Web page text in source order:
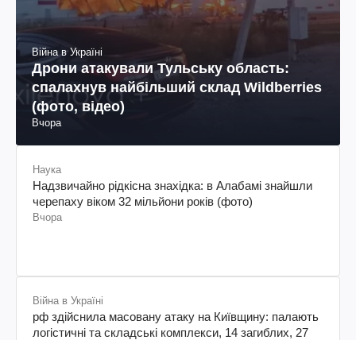
Війна в Україні
Дрони атакували Тульську область:
спалахнув найбільший склад Wildberries
(фото, відео)
Вчора
Наука
Надзвичайно рідкісна знахідка: в Алабамі знайшли
черепаху віком 32 мільйони років (фото)
Вчора
Війна в Україні
рф здійснила масовану атаку на Київщину: палають
логістичні та складські комплекси, 14 загиблих, 27